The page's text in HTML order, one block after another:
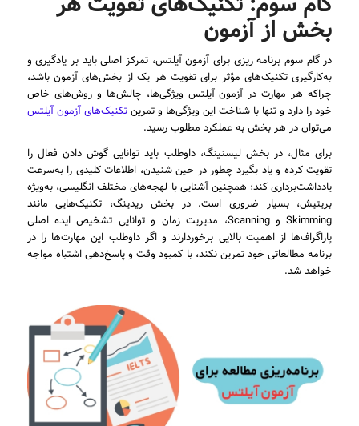
بخش از آزمون
در گام سوم برنامه ریزی برای آزمون آیلتس، تمرکز اصلی باید بر یادگیری و
به‌کارگیری تکنیک‌های مؤثر برای تقویت هر یک از بخش‌های آزمون باشد،
چراکه هر مهارت در آزمون آیلتس ویژگی‌ها، چالش‌ها و روش‌های خاص
خود را دارد و تنها با شناخت این ویژگی‌ها و تمرینتکنیک‌های آزمون آیلتس
می‌توان در هر بخش به عملکرد مطلوب رسید.
برای مثال، در بخش لیسنینگ، داوطلب باید توانایی گوش دادن فعال را
تقویت کرده و یاد بگیرد چطور در حین شنیدن، اطلاعات کلیدی را به‌سرعت
یادداشت‌برداری کند؛ همچنین آشنایی با لهجه‌های مختلف انگلیسی، به‌ویژه
بریتیش، بسیار ضروری است. در بخش ریدینگ، تکنیک‌هایی مانند
Skimming و Scanning، مدیریت زمان و توانایی تشخیص ایده اصلی
پاراگراف‌ها از اهمیت بالایی برخوردارند و اگر داوطلب این مهارت‌ها را در
برنامه مطالعاتی خود تمرین نکند، با کمبود وقت و پاسخ‌دهی اشتباه مواجه
خواهد شد.